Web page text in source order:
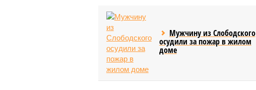
Мужчину из Слободского
осудили за пожар в жилом
доме